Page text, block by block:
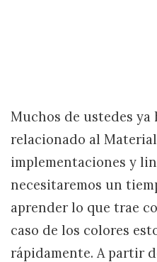
Muchos de ustedes
relacionado al
implementaciones y
necesitaremos un
aprender lo que trae
caso de los colores
rápidamente. A partir